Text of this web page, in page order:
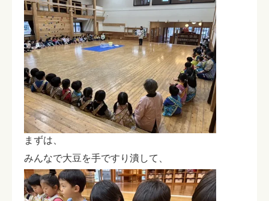
まずは、
みんなで大豆を手ですり潰して、